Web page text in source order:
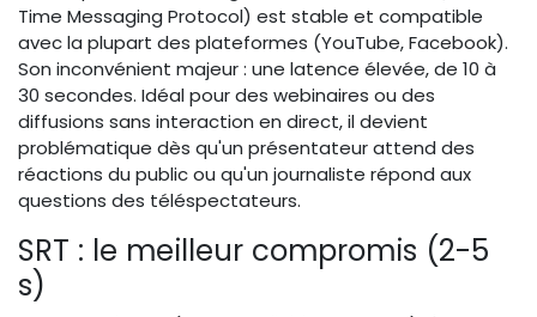
Time Messaging Protocol) est stable et compatible
avec la plupart des plateformes (YouTube, Facebook).
Son inconvénient majeur : une latence élevée, de 10 à
30 secondes. Idéal pour des webinaires ou des
diffusions sans interaction en direct, il devient
problématique dès qu'un présentateur attend des
réactions du public ou qu'un journaliste répond aux
questions des téléspectateurs.
SRT : le meilleur compromis (2-5
s)